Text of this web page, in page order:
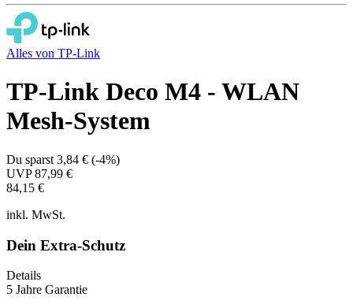
Alles von TP-Link
TP-Link Deco M4 - WLAN
Mesh-System
Du sparst 3,84 € (-4%)
UVP87,99 €
84,15 €
inkl. MwSt.
Dein Extra-Schutz
Details
5 Jahre Garantie